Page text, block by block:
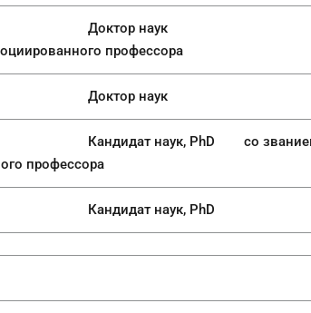
наук
профессора
наук
наук, PhD со
профессора
наук, PhD